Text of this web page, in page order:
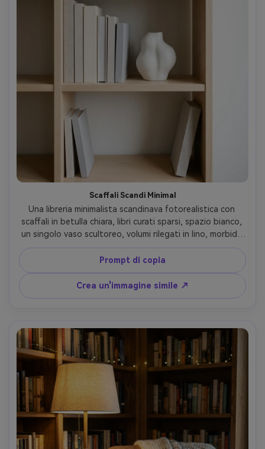
Scaffali Scandi Minimal
Una libreria minimalista scandinava fotorealistica con
scaffali in betulla chiara, libri curati sparsi, spazio bianco,
un singolo vaso scultoreo, volumi rilegati in lino, morbida
luce diurna coperto, atmosfera pulita e moderna
dell'appartamento, scattato su Fujifilm GFX100 45mm
f/2.8, cornice dritta, tavolozza di colori neutri, linee
nitide, editoriale interno di fascia alta- -ar 4:5
Prompt di copia
Crea un'immagine simile ↗